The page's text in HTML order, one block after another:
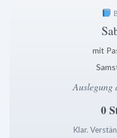
mit
Auslegung
0
Klar.